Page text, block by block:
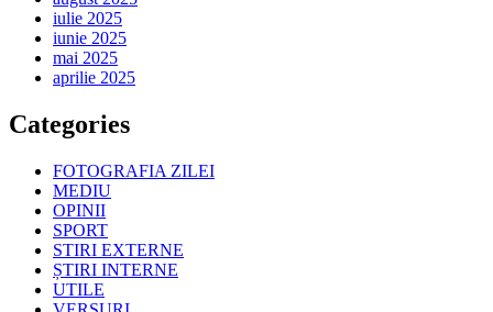
iulie 2025
iunie 2025
mai 2025
aprilie 2025
Categories
FOTOGRAFIA ZILEI
MEDIU
OPINII
SPORT
STIRI EXTERNE
ȘTIRI INTERNE
UTILE